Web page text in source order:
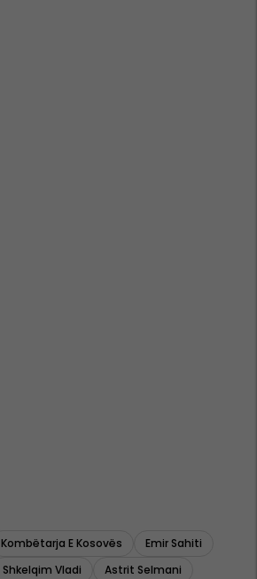
Kombëtarja E Kosovës
Emir Sahiti
Shkelqim Vladi
Astrit Selmani